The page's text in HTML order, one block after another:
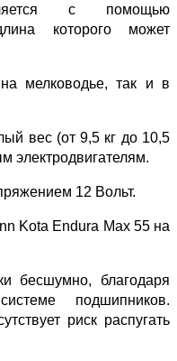
с помощью
которого может
мелководье, так и в
вес (от 9,5 кг до 10,5
электродвигателям.
12 Вольт.
Kota Endura Max 55 на
бесшумно, благодаря
подшипников.
риск распугать